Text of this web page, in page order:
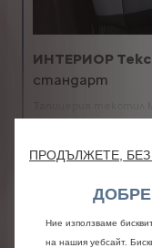
ИНТЕРИОР
стандарт
ЦВЕТОВЕ
ПРОДЪЛЖЕТЕ,
ДОБРЕ
Ние използваме
на нашия уебсайт.